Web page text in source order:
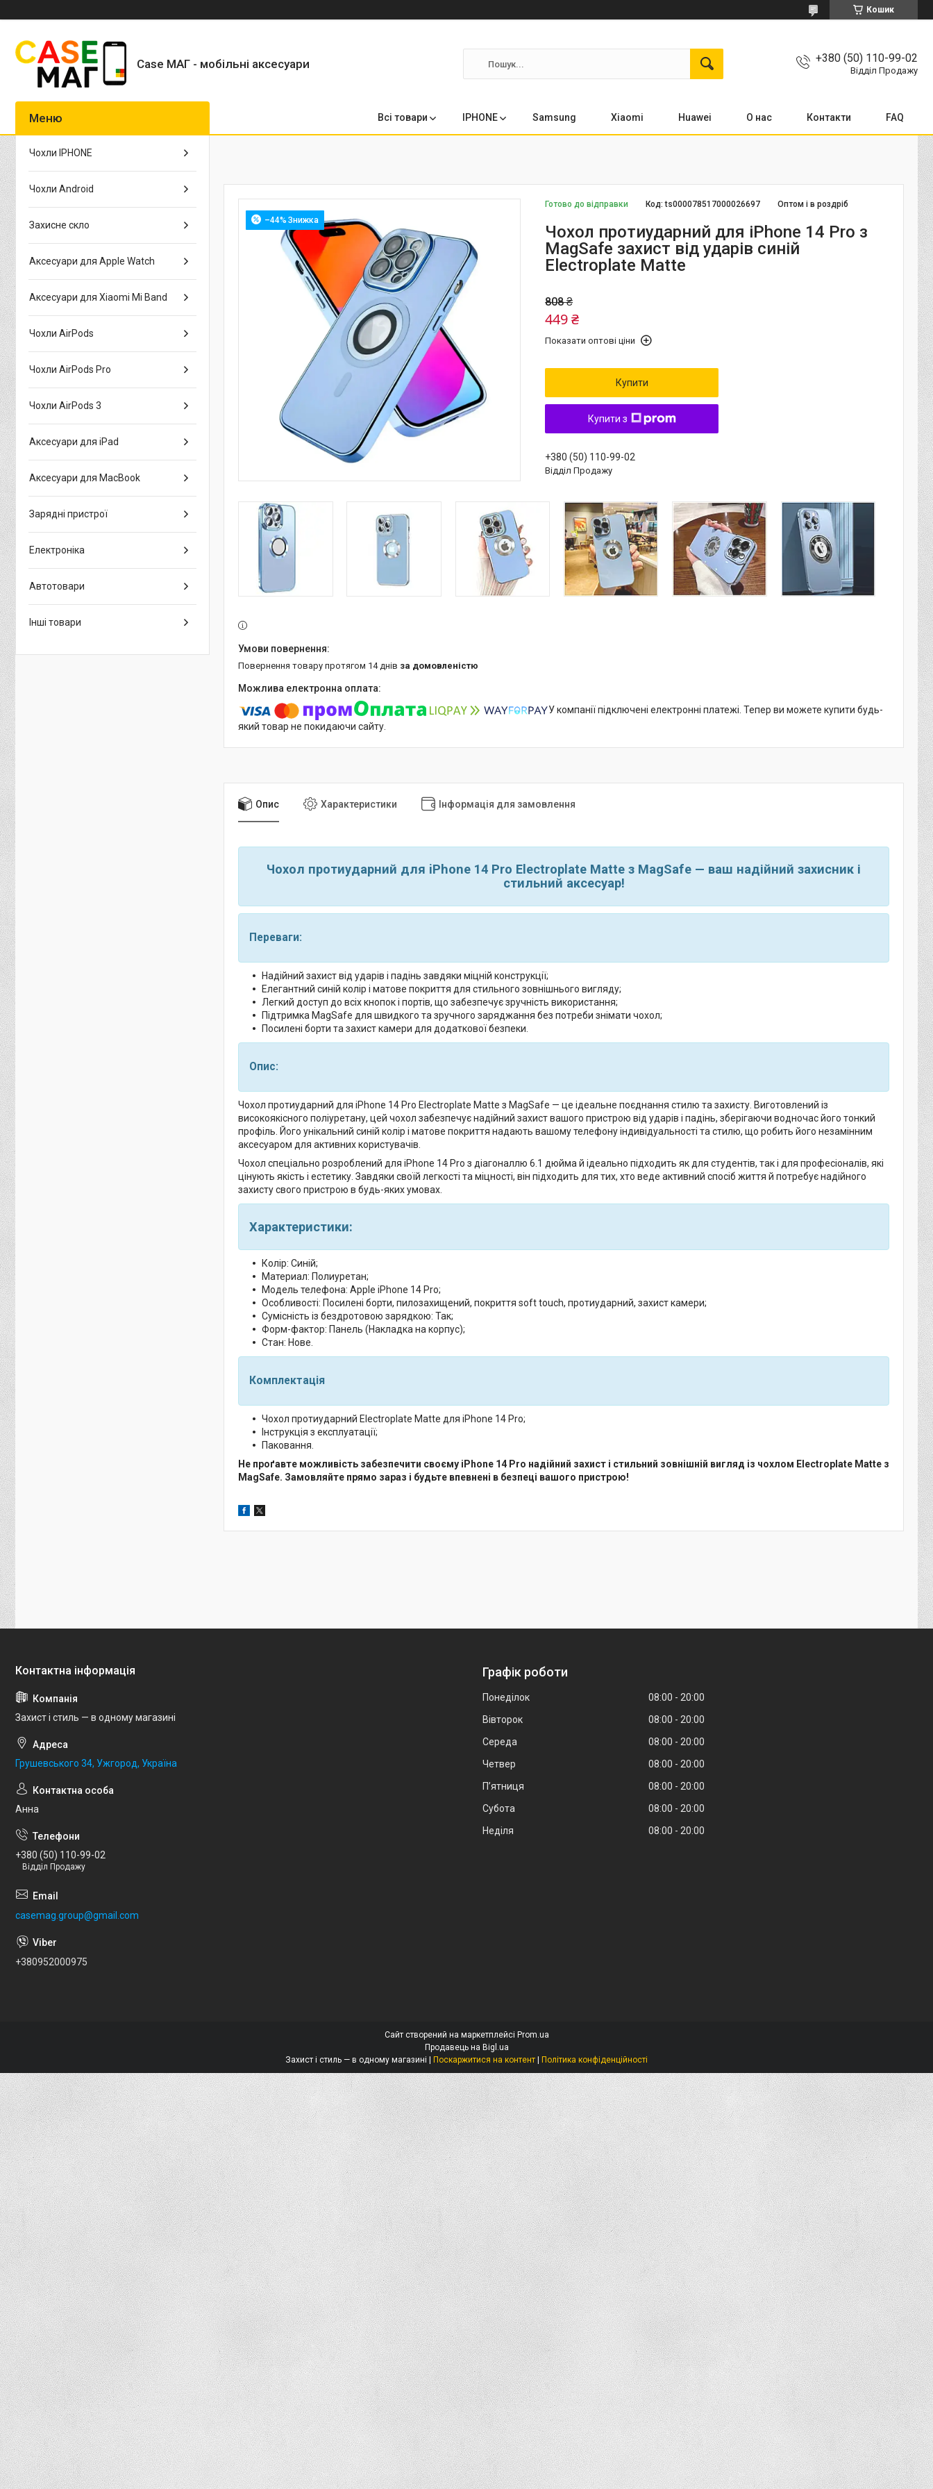
Кошик
Case МАГ - мобільні аксесуари +380 (50) 110-99-02
Відділ Продажу
Всі товари IPHONE Samsung Xiaomi Huawei О нас Контакти FAQ
–44%
Готово до відправки Оптом і в роздріб
Код:ts000078517000026697
Чохол протиударний для iPhone 14 Pro з
MagSafe захист від ударів синій
Electroplate Matte
808 ₴
449 ₴
Показати оптові ціни
Купити
Купити з
+380 (50) 110-99-02
Відділ Продажу
повернення товару протягом 14 днів за домовленістю
У компанії підключені електронні платежі. Тепер ви можете купити будь-
який товар не покидаючи сайту.
Опис Характеристики Інформація для замовлення
Чохол протиударний для iPhone 14 Pro Electroplate Matte з MagSafe — ваш надійний захисник і
стильний аксесуар!
Переваги:
Надійний захист від ударів і падінь завдяки міцній конструкції;
Елегантний синій колір і матове покриття для стильного зовнішнього вигляду;
Легкий доступ до всіх кнопок і портів, що забезпечує зручність використання;
Підтримка MagSafe для швидкого та зручного заряджання без потреби знімати чохол;
Посилені борти та захист камери для додаткової безпеки.
Опис:
Чохол протиударний для iPhone 14 Pro Electroplate Matte з MagSafe — це ідеальне поєднання стилю та захисту. Виготовлений із
високоякісного поліуретану, цей чохол забезпечує надійний захист вашого пристрою від ударів і падінь, зберігаючи водночас його тонкий
профіль. Його унікальний синій колір і матове покриття надають вашому телефону індивідуальності та стилю, що робить його незамінним
аксесуаром для активних користувачів.
Чохол спеціально розроблений для iPhone 14 Pro з діагоналлю 6.1 дюйма й ідеально підходить як для студентів, так і для професіоналів, які
цінують якість і естетику. Завдяки своїй легкості та міцності, він підходить для тих, хто веде активний спосіб життя й потребує надійного
захисту свого пристрою в будь-яких умовах.
Характеристики:
Колір: Синій;
Материал: Полиуретан;
Модель телефона: Apple iPhone 14 Pro;
Особливості: Посилені борти, пилозахищений, покриття soft touch, протиударний, захист камери;
Сумісність із бездротовою зарядкою: Так;
Форм-фактор: Панель (Накладка на корпус);
Стан: Нове.
Комплектація
Чохол протиударний Electroplate Matte для iPhone 14 Pro;
Інструкція з експлуатації;
Паковання.
Не проґавте можливість забезпечити своєму iPhone 14 Pro надійний захист і стильний зовнішній вигляд із чохлом Electroplate Matte з
MagSafe. Замовляйте прямо зараз і будьте впевнені в безпеці вашого пристрою!
Чохли IPHONE
Чохли Android
Захисне скло
Аксесуари для Apple Watch
Аксесуари для Xiaomi Mi Band
Чохли AirPods
Чохли AirPods Pro
Чохли AirPods 3
Аксесуари для iPad
Аксесуари для MacBook
Зарядні пристрої
Електроніка
Автотовари
Інші товари
Захист і стиль — в одному магазині
Грушевського 34, Ужгород, Україна
Анна
+380 (50) 110-99-02
Відділ Продажу
casemag.group@gmail.com
+380952000975
Графік роботи
Понеділок 08:00
20:00
Вівторок
08:00
20:00
Середа
08:00
20:00
Четвер
08:00
20:00
Пʼятниця
08:00
20:00
Субота
08:00
20:00
Неділя
08:00 20:00
Сайт створений на маркетплейсі Prom.ua
Продавець на Bigl.ua
Захист і стиль — в одному магазині | Поскаржитися на контент | Політика конфіденційності